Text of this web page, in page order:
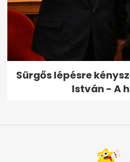
Sürgős lépésre
István - A